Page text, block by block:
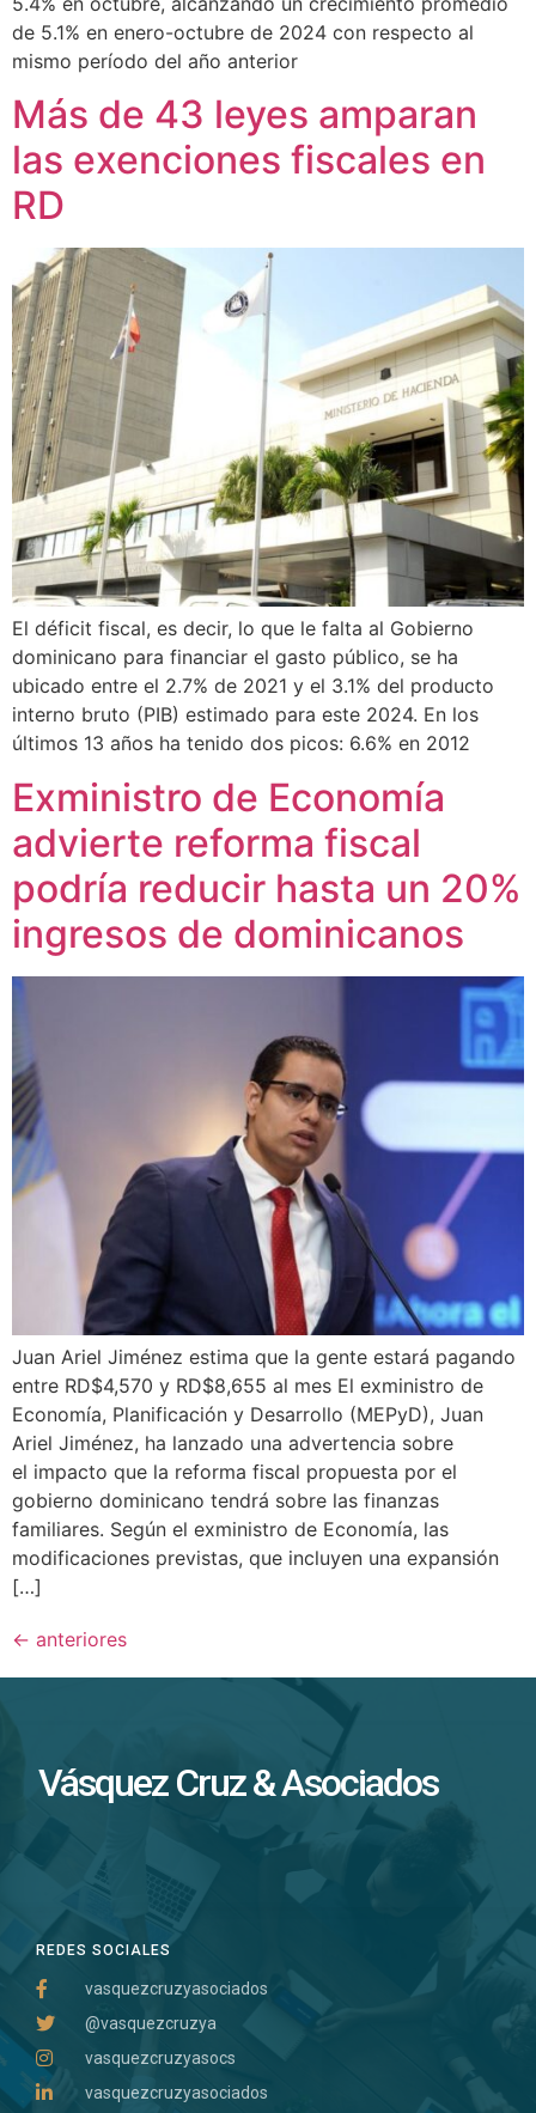
de 5.1% en enero-octubre de 2024 con respecto al
mismo período del año anterior
Más de 43 leyes amparan
las exenciones fiscales en
RD
El déficit fiscal, es decir, lo que le falta al Gobierno
dominicano para financiar el gasto público, se ha
ubicado entre el 2.7% de 2021 y el 3.1% del producto
interno bruto (PIB) estimado para este 2024. En los
últimos 13 años ha tenido dos picos: 6.6% en 2012
Exministro de Economía
advierte reforma fiscal
podría reducir hasta un 20%
ingresos de dominicanos
Juan Ariel Jiménez estima que la gente estará pagando
entre RD$4,570 y RD$8,655 al mes El exministro de
Economía, Planificación y Desarrollo (MEPyD), Juan
Ariel Jiménez, ha lanzado una advertencia sobre
el impacto que la reforma fiscal propuesta por el
gobierno dominicano tendrá sobre las finanzas
familiares. Según el exministro de Economía, las
modificaciones previstas, que incluyen una expansión
[…]
← anteriores
REDES SOCIALES
vasquezcruzyasociados
@vasquezcruzya
vasquezcruzyasocs
vasquezcruzyasociados
Vásquez Cruz & Asociados